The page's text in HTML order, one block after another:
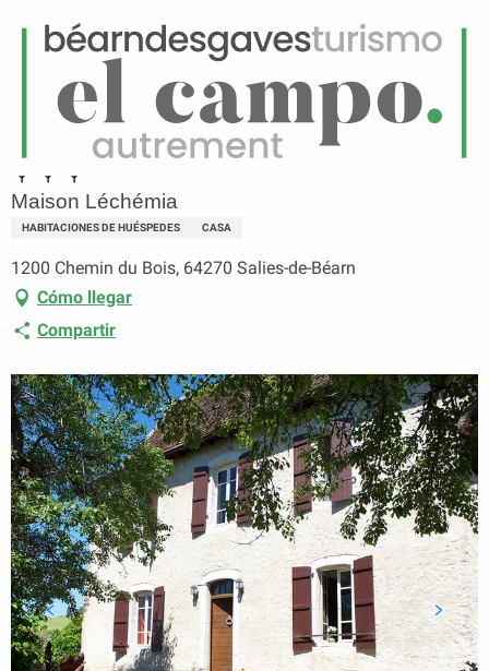
Menú
Página principal Maison Léchémia
Maison Léchémia
HABITACIONES DE HUÉSPEDES CASA
1200 Chemin du Bois, 64270 Salies-de-Béarn
Cómo llegar
Compartir